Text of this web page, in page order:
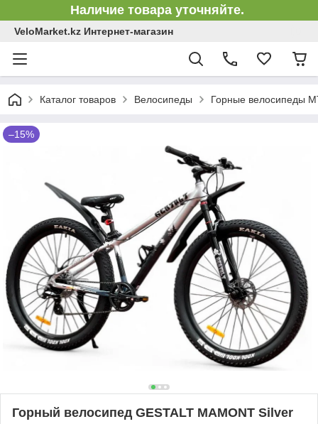
Наличие товара уточняйте.
VeloMarket.kz Интернет-магазин
Каталог товаров Велосипеды Горные велосипеды
–15%
Горный велосипед GESTALT MAMONT Silver